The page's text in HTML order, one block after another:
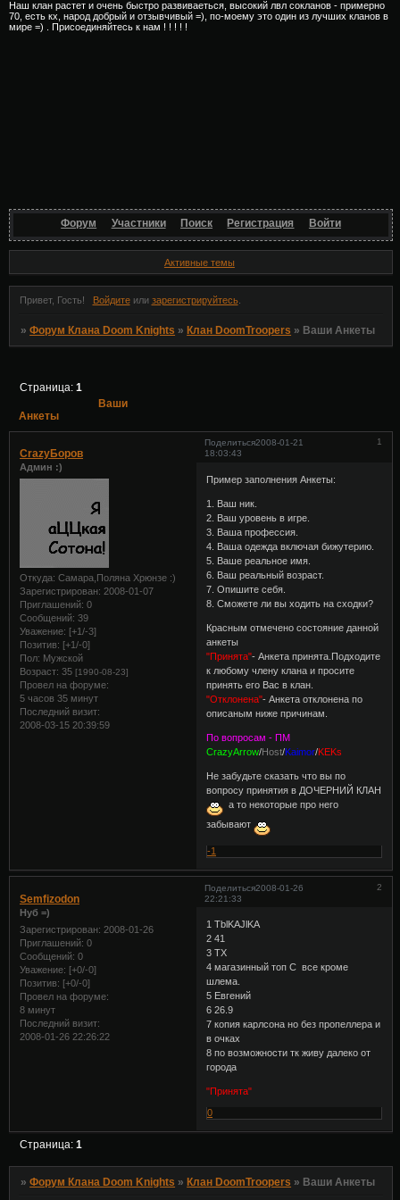
Наш клан растет и очень быстро развиваеться, высокий лвл сокланов - примерно
70, есть кх, народ добрый и отзывчивый =), по-моему это один из лучших кланов в
мире =) . Присоединяйтесь к нам ! ! ! ! !
Форум Участники Поиск Регистрация Войти
Активные темы
Привет, Гость! Войдитеили зарегистрируйтесь.
»Форум Клана Doom Knights » Клан DoomTroopers » Ваши Анкеты
Ваши
Анкеты
Страница:1
Поделиться 1
2008-01-21
18:03:43
CrazyБоров
Админ :)
Откуда: Самара,Поляна Хрюнзе :)
Зарегистрирован: 2008-01-07
Приглашений: 0
Сообщений: 39
Уважение: [+1/-3]
Позитив: [+1/-0]
Пол: Мужской
Возраст: 35 [1990-08-23]
Провел на форуме:
5 часов 35 минут
Последний визит:
2008-03-15 20:39:59
Пример заполнения Анкеты:
1. Ваш ник.
2. Ваш уровень в игре.
3. Ваша профессия.
4. Ваша одежда включая бижутерию.
5. Ваше реальное имя.
6. Ваш реальный возраст.
7. Опишите себя.
8. Сможете ли вы ходить на сходки?
Красным отмечено состояние данной
анкеты
"Принята"- Анкета принята.Подходите
к любому члену клана и просите
принять его Вас в клан.
"Отклонена"- Анкета отклонена по
описаным ниже причинам.
По вопросам - ПМ
CrazyArrow/Host/Kaimor/KEKs
Не забудьте сказать что вы по
вопросу принятия в ДОЧЕРНИЙ КЛАН
а то некоторые про него
забывают
-1
Поделиться 2
2008-01-26
22:21:33
Semfizodon
Нуб =)
Зарегистрирован: 2008-01-26
Приглашений: 0
Сообщений: 0
Уважение: [+0/-0]
Позитив: [+0/-0]
Провел на форуме:
8 минут
Последний визит:
2008-01-26 22:26:22
1 TblKAJlKA
2 41
3 TX
4 магазинный топ С все кроме
шлема.
5 Евгений
6 26.9
7 копия карлсона но без пропеллера и
в очках
8 по возможности тк живу далеко от
города
"Принята"
0
Страница:1
»Форум Клана Doom Knights »Клан DoomTroopers » Ваши Анкеты